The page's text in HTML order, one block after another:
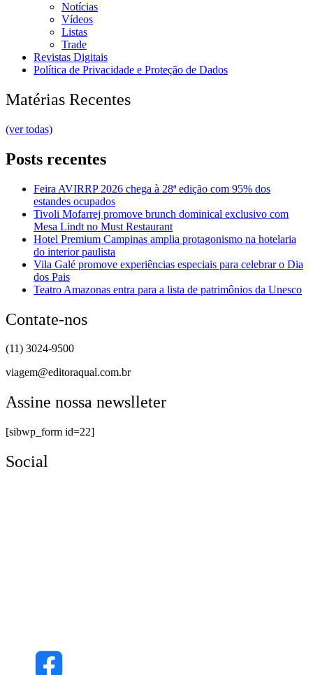
Notícias
Vídeos
Listas
Trade
Revistas Digitais
Política de Privacidade e Proteção de Dados
Matérias Recentes
(ver todas)
Posts recentes
Feira AVIRRP 2026 chega à 28ª edição com 95% dos
estandes ocupados
Tivoli Mofarrej promove brunch dominical exclusivo com
Mesa Lindt no Must Restaurant
Hotel Premium Campinas amplia protagonismo na hotelaria
do interior paulista
Vila Galé promove experiências especiais para celebrar o Dia
dos Pais
Teatro Amazonas entra para a lista de patrimônios da Unesco
Contate-nos
(11) 3024-9500
viagem@editoraqual.com.br
Assine nossa newslleter
[sibwp_form id=22]
Social